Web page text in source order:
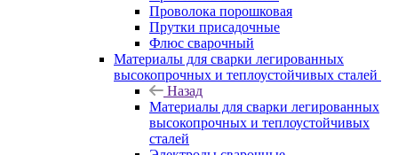
Проволока порошковая
Прутки присадочные
Флюс сварочный
Материалы для сварки легированных
высокопрочных и теплоустойчивых сталей
Назад
Материалы для сварки легированных
высокопрочных и теплоустойчивых
сталей